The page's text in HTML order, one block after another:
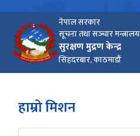
नेपाल सरकार
सूचना तथा सञ्‍चार मन्त्रालय
सुरक्षण मुद्रण केन्द्र
सिंहदरबार, काठमाडौं
हाम्रो मिशन